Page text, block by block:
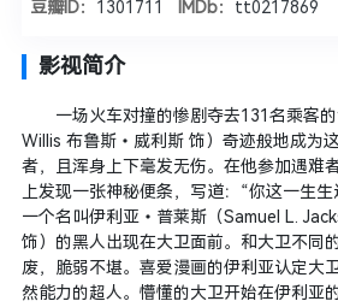
豆瓣ID： 1301711 IMDb： tt0217869
影视简介
一场火车对撞的惨剧夺去131名乘客
Willis 布鲁斯•威利斯 饰）奇迹般地成为
者，且浑身上下毫发无伤。在他参加遇难
上发现一张神秘便条，写道：“你这一
一个名叫伊利亚•普莱斯（Samuel L.
饰）的黑人出现在大卫面前。和大卫不同
废，脆弱不堪。喜爱漫画的伊利亚认定大
然能力的超人。懵懂的大卫开始在伊利亚